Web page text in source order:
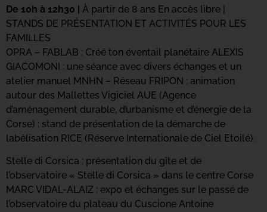
De 10h à 12h30 | À partir de 8 ans En accès libre |
STANDS DE PRÉSENTATION ET ACTIVITÉS POUR LES
FAMILLES
OPRA – FABLAB : Créé ton éventail planétaire ALEXIS
GIACOMONI : une séance avec divers échanges et un
atelier manuel MNHN – Réseau FRIPON : animation
autour des Mallettes Vigiciel AUE (Agence
d’aménagement durable, d’urbanisme et d’énergie de la
Corse) : stand de présentation de la démarche de
labélisation RICE (Réserve Internationale de Ciel Etoilé).
Stelle di Corsica : présentation du gîte et de
l’observatoire « Stelle di Corsica » dans le centre Corse
MARC VIDAL-ALAIZ : expo et échanges sur le passé de
l’observatoire du plateau du Cuscione Antoine